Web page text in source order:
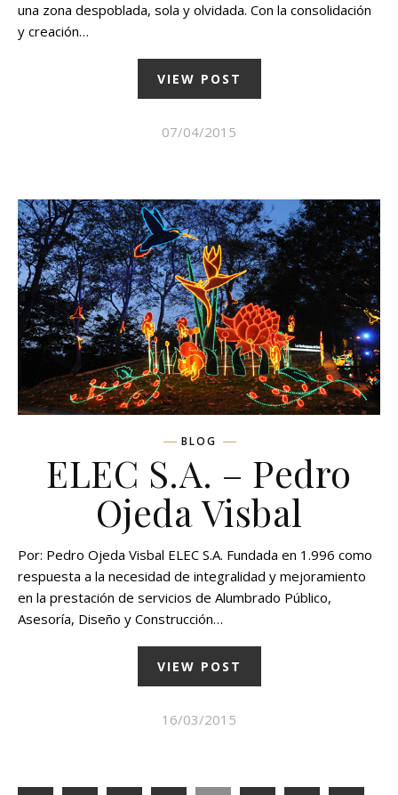
una zona despoblada, sola y olvidada. Con la consolidación
y creación…
VIEW POST
07/04/2015
BLOG
ELEC S.A. – Pedro
Ojeda Visbal
Por: Pedro Ojeda Visbal ELEC S.A. Fundada en 1.996 como
respuesta a la necesidad de integralidad y mejoramiento
en la prestación de servicios de Alumbrado Público,
Asesoría, Diseño y Construcción…
VIEW POST
16/03/2015